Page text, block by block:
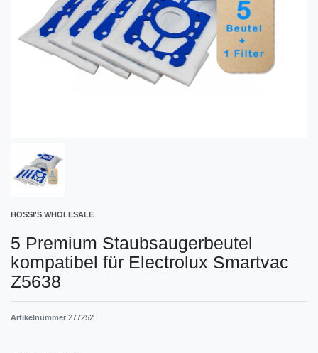
HOSSI'S WHOLESALE
5 Premium Staubsaugerbeutel
kompatibel für Electrolux Smartvac
Z5638
Artikelnummer 277252